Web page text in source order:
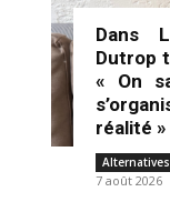
Dans
Dutrop
« On
réalité »
Alternatives
7 août 2026